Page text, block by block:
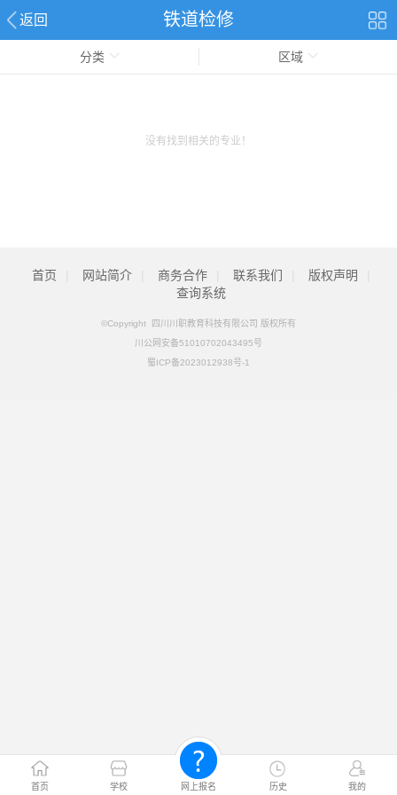
返回 铁道检修
首页 学校 网上报名 历史 我的
分类 区域
没有找到相关的专业！
首页 网站简介 商务合作 联系我们 版权声明
查询系统
©Copyright 四川川职教育科技有限公司 版权所有
川公网安备51010702043495号
蜀ICP备2023012938号-1